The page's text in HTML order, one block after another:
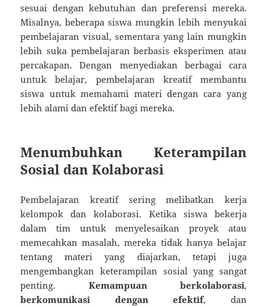
sesuai dengan kebutuhan dan preferensi mereka.
Misalnya, beberapa siswa mungkin lebih menyukai
pembelajaran visual, sementara yang lain mungkin
lebih suka pembelajaran berbasis eksperimen atau
percakapan. Dengan menyediakan berbagai cara
untuk belajar, pembelajaran kreatif membantu
siswa untuk memahami materi dengan cara yang
lebih alami dan efektif bagi mereka.
Menumbuhkan Keterampilan
Sosial dan Kolaborasi
Pembelajaran kreatif sering melibatkan kerja
kelompok dan kolaborasi. Ketika siswa bekerja
dalam tim untuk menyelesaikan proyek atau
memecahkan masalah, mereka tidak hanya belajar
tentang materi yang diajarkan, tetapi juga
mengembangkan keterampilan sosial yang sangat
penting. Kemampuan berkolaborasi,
berkomunikasi dengan efektif, dan